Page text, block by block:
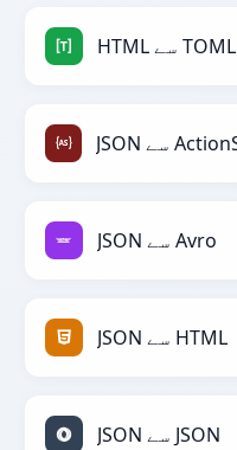
HTML سے TOML
JSON سے Avro
JSON سے HTML
JSON سے JSON